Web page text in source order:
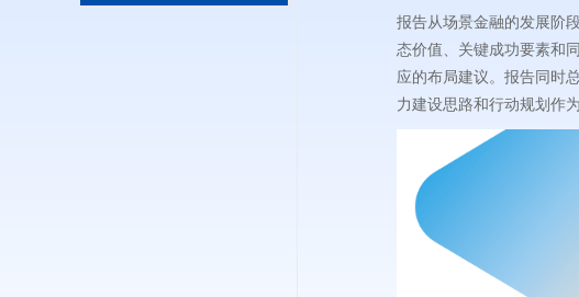
报告从场景金融的发展阶
态价值、关键成功要素和
应的布局建议。报告同时
力建设思路和行动规划作